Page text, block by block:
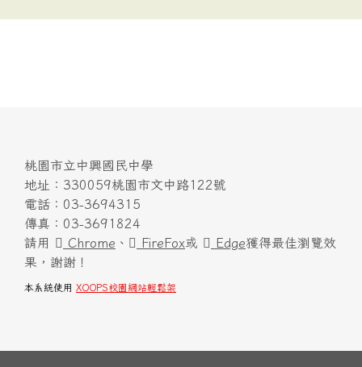
桃園市立中興國民中學
地址：330059桃園市文中路122號
電話：03-3694315
傳真：03-3691824
請用
Chrome 、 FireFox或 Edge獲得最佳瀏覽效
果，謝謝！
本系統使用 XOOPS校園網站輕鬆架